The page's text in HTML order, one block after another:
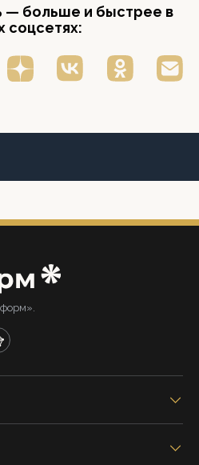
— больше и быстрее в
соцсетях: